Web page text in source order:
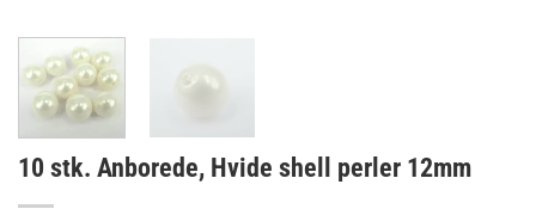
10 stk. Anborede, Hvide shell perler 12mm